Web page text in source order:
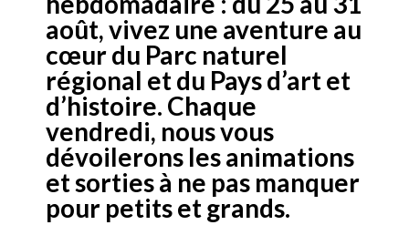
août, vivez une aventure au
cœur du Parc naturel
régional et du Pays d’art et
d’histoire. Chaque
vendredi, nous vous
dévoilerons les animations
et sorties à ne pas manquer
pour petits et grands.